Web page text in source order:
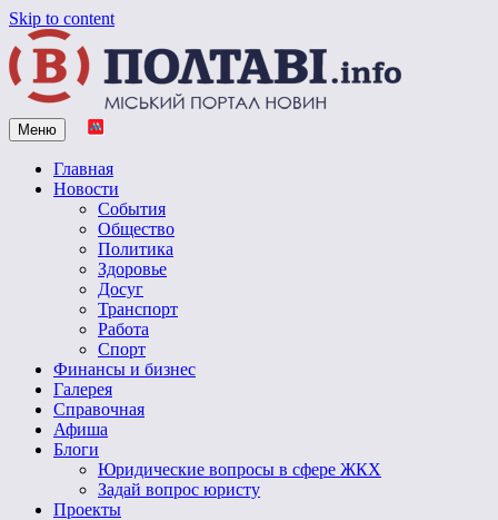
Skip to content
Vpoltave.info
Полтавский портал новостей
Меню
Главная
Новости
События
Общество
Политика
Здоровье
Досуг
Транспорт
Работа
Спорт
Финансы и бизнес
Галерея
Справочная
Афиша
Блоги
Юридические вопросы в сфере ЖКХ
Задай вопрос юристу
Проекты